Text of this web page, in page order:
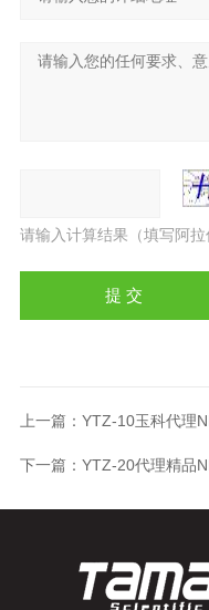
请输入计算结果（填写阿
上一篇： YTZ-10玉科代理
下一篇： YTZ-20代理精品